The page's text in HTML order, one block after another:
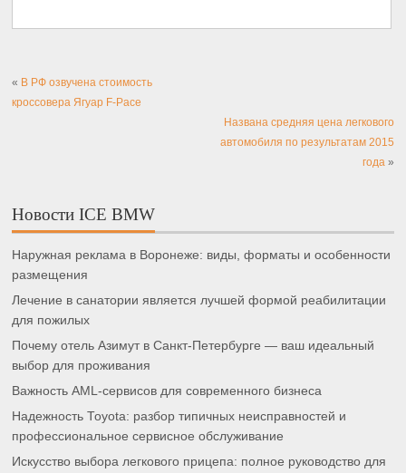
« В РФ озвучена стоимость
кроссовера Ягуар F-Pace
Названа средняя цена легкового
автомобиля по результатам 2015
года»
Новости ICE BMW
Наружная реклама в Воронеже: виды, форматы и особенности
размещения
Лечение в санатории является лучшей формой реабилитации
для пожилых
Почему отель Азимут в Санкт-Петербурге — ваш идеальный
выбор для проживания
Важность AML-сервисов для современного бизнеса
Надежность Toyota: разбор типичных неисправностей и
профессиональное сервисное обслуживание
Искусство выбора легкового прицепа: полное руководство для